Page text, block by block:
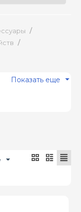
/
/
Показать еще